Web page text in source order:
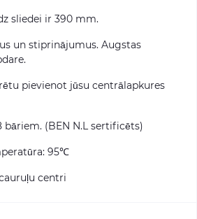
sliedei ir 390 mm.
un stiprinājumus. Augstas
pievienot jūsu centrālapkures
bāriem. (BEN N.L sertificēts)
95℃
centri